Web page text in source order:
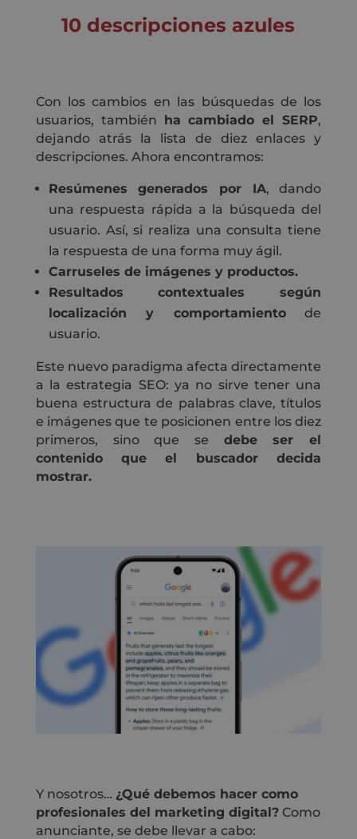
10 descripciones azules
Con los cambios en las búsquedas de los
usuarios, también
ha cambiado el SERP,
dejando atrás la lista de diez enlaces y
descripciones. Ahora encontramos:
Resúmenes generados por IA, dando
una respuesta rápida a la búsqueda del
usuario. Así, si realiza una consulta tiene
la respuesta de una forma muy ágil.
Carruseles de imágenes y productos.
Resultados contextuales según
localización y comportamientode
usuario.
Este nuevo paradigma afecta directamente
a la estrategia SEO: ya no sirve tener una
buena estructura de palabras clave, títulos
e imágenes que te posicionen entre los diez
primeros, sino que se debe ser el
contenido que el buscador decida
mostrar.
Y nosotros… ¿Qué debemos hacer como
profesionales del marketing digital?Como
anunciante, se debe llevar a cabo: